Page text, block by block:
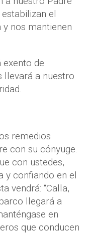
el
nos mantienen
de
llevará a nuestro
remedios
con su cónyuge.
con ustedes,
y confiando en el
vendrá: “Calla,
llegará a
en
que conducen